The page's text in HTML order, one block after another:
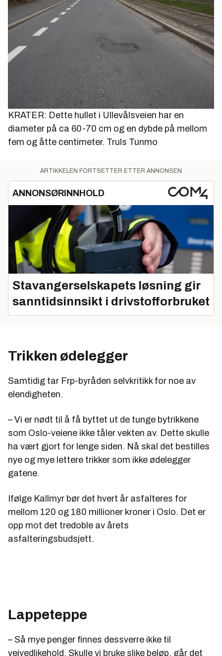
KRATER: Dette hullet i Ullevålsveien har en
diameter på ca 60-70 cm og en dybde på mellom
fem og åtte centimeter. Truls Tunmo
ARTIKKELEN FORTSETTER ETTER ANNONSEN
ANNONSØRINNHOLD
Stavangerselskapets løsning gir
sanntidsinnsikt i drivstofforbruket
Trikken ødelegger
Samtidig tar Frp-byråden selvkritikk for noe av
elendigheten.
– Vi er nødt til å få byttet ut de tunge bytrikkene
som Oslo-veiene ikke tåler vekten av. Dette skulle
ha vært gjort for lenge siden. Nå skal det bestilles
nye og mye lettere trikker som ikke ødelegger
gatene.
Ifølge Kallmyr bør det hvert år asfalteres for
mellom 120 og 180 millioner kroner i Oslo. Det er
opp mot det tredoble av årets
asfalteringsbudsjett.
Lappeteppe
– Så mye penger finnes dessverre ikke til
veivedlikehold. Skulle vi bruke slike beløp, går det